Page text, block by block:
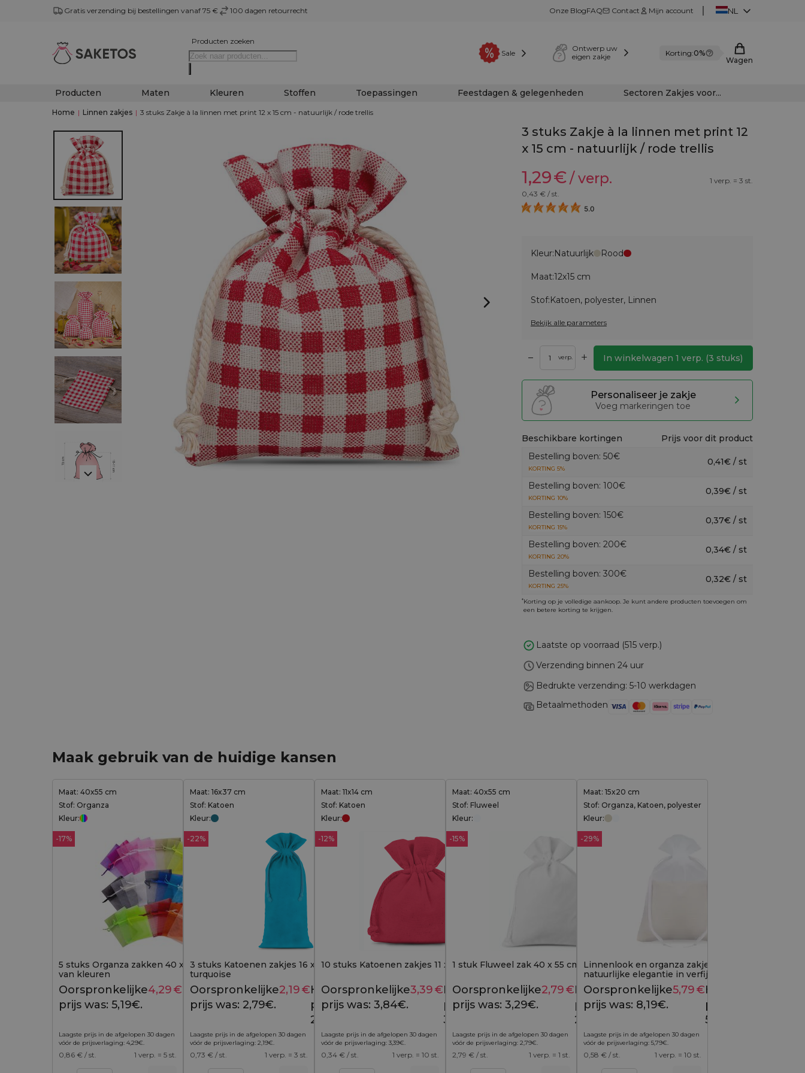
Gratis verzending bij bestellingen vanaf 75 € 100 dagen retourrecht Onze BlogFAQ Contact Mijn account NL
Producten zoeken
Sale
Ontwerp uw
eigen zakje
Korting:0%
Wagen
Producten Maten Kleuren Stoffen Toepassingen Feestdagen & gelegenheden Sectoren Zakjes voor...
Home | Linnen zakjes | 3 stuks Zakje à la linnen met print 12 x 15 cm - natuurlijk / rode trellis
3 stuks Zakje à la linnen met print 12
x 15 cm - natuurlijk / rode trellis
1,29€/ verp.
1 verp. = 3 st.
0,43 € / st.
5.0
Kleur:Natuurlijk Rood
Maat:12x15 cm
Stof:Katoen, polyester, Linnen
Bekijk alle parameters
– verp. + In winkelwagen1 verp. (3 stuks)
Personaliseer je zakje
Voeg markeringen toe
Beschikbare kortingen
Prijs voor dit product
Bestelling boven: 50€
KORTING 5%
0,41€ / st
Bestelling boven: 100€
KORTING 10%
0,39€ / st
Bestelling boven: 150€
KORTING 15%
0,37€ / st
Bestelling boven: 200€
KORTING 20%
0,34€ / st
Bestelling boven: 300€
KORTING 25%
0,32€ / st
*Korting op je volledige aankoop. Je kunt andere producten toevoegen om
een betere korting te krijgen.
Laatste op voorraad (515 verp.)
Verzending binnen 24 uur
Bedrukte verzending: 5-10 werkdagen
Betaalmethoden
Maak gebruik van de huidige kansen
Maat: 40x55 cm
Stof: Organza
Kleur:
-17%
5 stuks Organza zakken 40 x 55 cm - mix
van kleuren
5,19 €
Oorspronkelijke
prijs was: 5,19€.
4,29€ Huidige
prijs is:
Laagste prijs in de afgelopen 30 dagen
vóór de prijsverlaging: 4,29€.
0,86 € / st. 1 verp. = 5 st.
Maat: 16x37 cm
Stof: Katoen
Kleur:
-22%
3 stuks Katoenen zakjes 16 x 37 cm -
turquoise
2,79 €
Oorspronkelijke
prijs was: 2,79€.
2,19€Huidige
prijs is:
2,19€.
Laagste prijs in de afgelopen 30 dagen
vóór de prijsverlaging: 2,19€.
0,73 € / st. 1 verp. = 3 st.
Maat: 11x14 cm
Stof: Katoen
Kleur:
-12%
10 stuks Katoenen zakjes 11 x 14 cm - rood
3,84 €
Oorspronkelijke
prijs was: 3,84€.
3,39€Huidige
prijs is:
3,39€.
Laagste prijs in de afgelopen 30 dagen
vóór de prijsverlaging: 3,39€.
0,34 € / st. 1 verp. = 10 st.
Maat: 40x55 cm
Stof: Fluweel
Kleur:
-15%
1 stuk Fluweel zak 40 x 55 cm - wit
3,29 €
Oorspronkelijke
prijs was: 3,29€.
2,79€Huidige
prijs is:
2,79€.
Laagste prijs in de afgelopen 30 dagen
vóór de prijsverlaging: 2,79€.
2,79 € / st. 1 verp. = 1 st.
Maat: 15x20 cm
Stof: Organza, Katoen, polyester
Kleur:
-29%
Linnenlook en organza zakjes 15x20 cm -
natuurlijke elegantie in verfijnde vorm (10
stuks)
Oorspronkelijke
prijs was: 8,19€.
5,79€Huidige
prijs is:
5,79€.
Laagste prijs in de afgelopen 30 dagen
vóór de prijsverlaging: 5,79€.
0,58 € / st. 1 verp. = 10 st.